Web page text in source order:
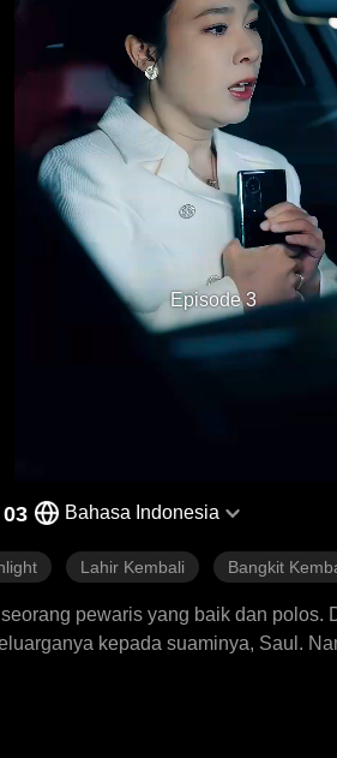
Episode 3
Bahasa Indonesia
Lahir Kembali Bangkit
pewaris yang baik dan polos.
kepada suaminya, Saul.
Dendam dan air mata masa